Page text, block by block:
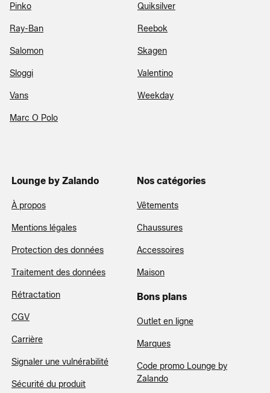
Pinko Quiksilver
Ray-Ban Reebok
Salomon Skagen
Sloggi Valentino
Vans Weekday
Marc O Polo
Lounge by Zalando
À propos
Mentions légales
Protection des données
Traitement des données
Rétractation
CGV
Carrière
Signaler une vulnérabilité
Sécurité du produit
Nos catégories
Vêtements
Chaussures
Accessoires
Maison
Bons plans
Outlet en ligne
Marques
Code promo Lounge by
Zalando